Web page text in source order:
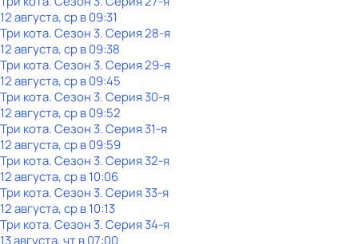
12 августа, ср в 09:31
Три кота. Сезон 3. Серия 28-я
12 августа, ср в 09:38
Три кота. Сезон 3. Серия 29-я
12 августа, ср в 09:45
Три кота. Сезон 3. Серия 30-я
12 августа, ср в 09:52
Три кота. Сезон 3. Серия 31-я
12 августа, ср в 09:59
Три кота. Сезон 3. Серия 32-я
12 августа, ср в 10:06
Три кота. Сезон 3. Серия 33-я
12 августа, ср в 10:13
Три кота. Сезон 3. Серия 34-я
13 августа, чт в 07:00